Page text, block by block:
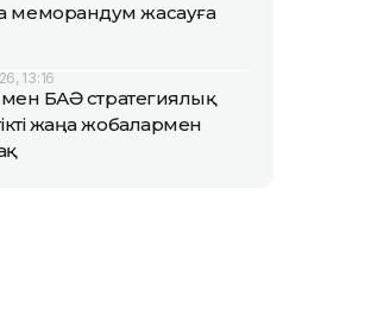
меморандум жасауға
13:16
мен БАӘ стратегиялық
жаңа жобалармен